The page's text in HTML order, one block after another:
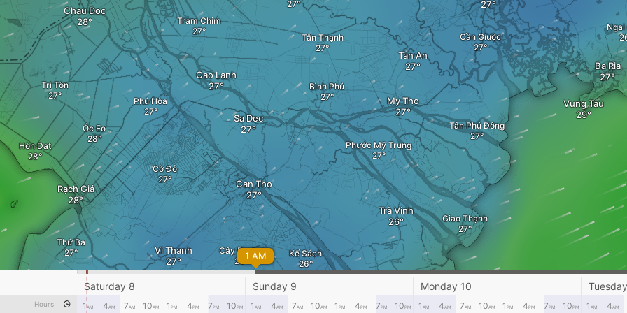
Tan An
Cần Giuộc
Ngai
Ba Ria
Tân Phú Đông
My Tho
Phước Mỹ Trung
Trà Vinh
Giao Thạnh
Vung Tau
Tân Thạnh
Tram Chim
Cao Lanh
Sa Dec
Bình Phú
Can Tho
Chau Doc
Cây Dương Kế Sách
Phú Hòa
Tri Tôn
Óc Eo
Cờ Đỏ
Rạch Giá
Hòn Dat
Thứ Ba
Vi Thanh 1 AM
Hours
Saturday 8 Sunday 9 Monday 10
1AM 4AM 7AM 10AM 1 PM 4PM 7PM 10PM 1 AM 4AM 7AM 10AM 1 PM 4PM 7PM 10PM 1 AM 4AM 7AM 10AM 1 PM 4PM 7PM 10PM 1 AM 4AM